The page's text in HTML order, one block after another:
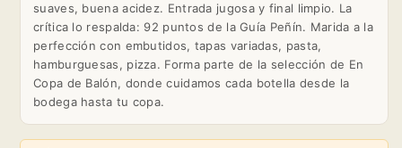
suaves, buena acidez. Entrada jugosa y final limpio. La
crítica lo respalda: 92 puntos de la Guía Peñín. Marida a la
perfección con embutidos, tapas variadas, pasta,
hamburguesas, pizza. Forma parte de la selección de En
Copa de Balón, donde cuidamos cada botella desde la
bodega hasta tu copa.